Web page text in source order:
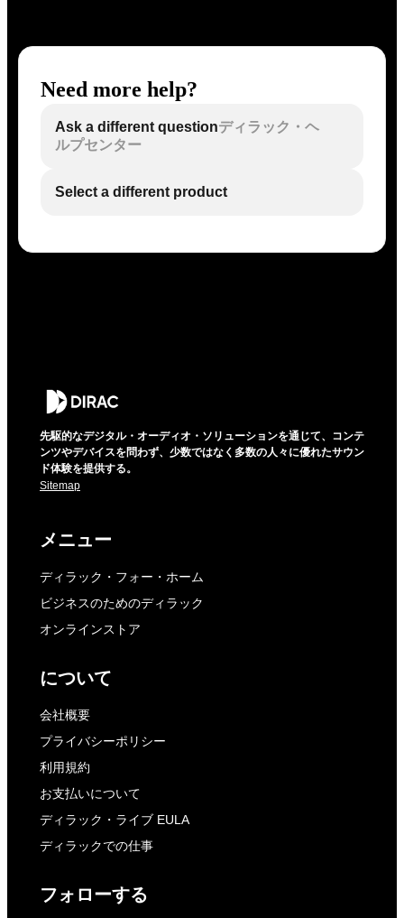
Need more help?
Ask a different questionディラック・ヘ
ルプセンター
Select a different product
先駆的なデジタル・オーディオ・ソリューションを通じて、コンテ
ンツやデバイスを問わず、少数ではなく多数の人々に優れたサウン
ド体験を提供する。
Sitemap
メニュー
ディラック・フォー・ホーム
ビジネスのためのディラック
オンラインストア
について
会社概要
プライバシーポリシー
利用規約
お支払いについて
ディラック・ライブ EULA
ディラックでの仕事
フォローする